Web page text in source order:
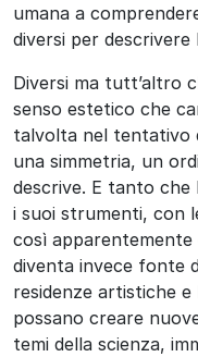
umana a
diversi per
Diversi ma tutt’altro
senso estetico che
talvolta nel tentativo
una simmetria, un
descrive. E tanto che
i suoi strumenti, con
così apparentemente
diventa invece fonte
residenze artistiche
possano creare
temi della scienza,